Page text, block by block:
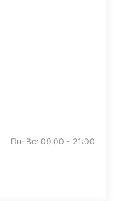
Пн-Вс: 09:00 - 21:00